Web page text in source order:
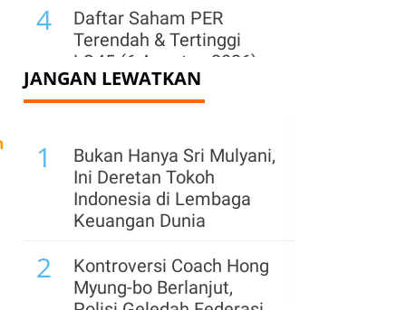
4
Daftar Saham PER
Terendah & Tertinggi
LQ45 (6 Agustus 2026),
HRTA dan CUAN Disorot
Kamis (6/8), Cermati
Perundingan AS-Iran dan
Laporan Emiten
IHSG Naik 0,71% ke
6.388,48 Sesi I Jumat
(7/8), Top Gainers:
Saham ISAT, INDY,
JANGAN LEWATKAN
1
Bukan Hanya Sri Mulyani,
Ini Deretan Tokoh
Indonesia di Lembaga
Keuangan Dunia
2
Kontroversi Coach Hong
Myung-bo Berlanjut,